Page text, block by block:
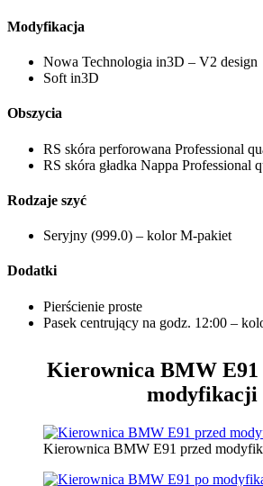
Modyfikacja
Nowa Technologia in3D – V2 design
Soft in3D
Obszycia
RS skóra perforowana Professional
RS skóra gładka Nappa Professional
Rodzaje szyć
Seryjny (999.0) – kolor M-pakiet
Dodatki
Pierścienie proste
Pasek centrujący na godz. 12:00 –
Kierownica BMW E91
modyfikacji
Kierownica BMW E91 przed